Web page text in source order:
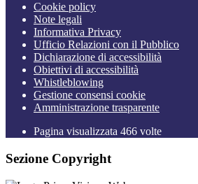
Cookie policy
Note legali
Informativa Privacy
Ufficio Relazioni con il Pubblico
Dichiarazione di accessibilità
Obiettivi di accessibilità
Whistleblowing
Gestione consensi cookie
Amministrazione trasparente
Pagina visualizzata 466 volte
Sezione Copyright